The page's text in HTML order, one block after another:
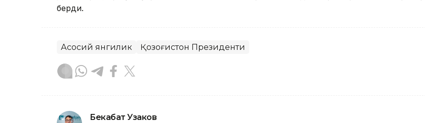
берди.
Асосий янгилик Қозоғистон Президенти
Бекабат Узаков